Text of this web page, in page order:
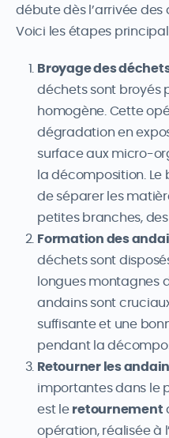
débute dès l’arrivée
Voici les étapes
Broyage des
déchets sont broyés
homogène. Cette
dégradation en
surface aux micro-
la décomposition.
de séparer les
petites branches,
Formation des
déchets sont
longues montagnes
andains sont
suffisante et une
pendant la
Retourner les
importantes dans le
est le retournement
opération, réalisée à